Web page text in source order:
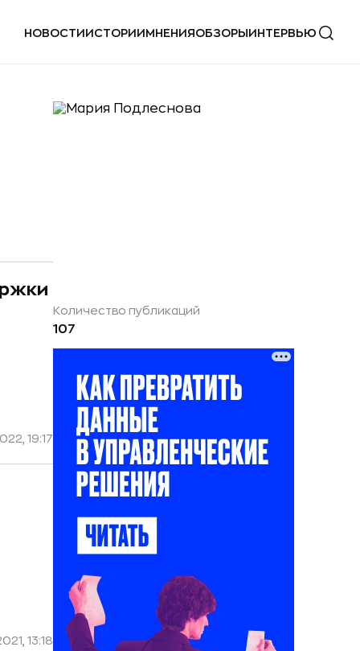
НОВОСТИ ИСТОРИИ МНЕНИЯ ОБЗОРЫ ИНТЕРВЬЮ
19:17
13:18
Количество публикаций
107